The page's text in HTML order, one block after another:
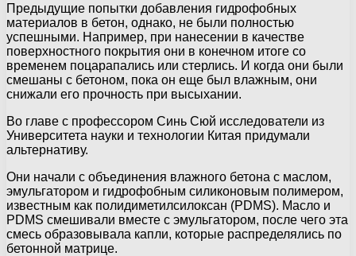
Предыдущие попытки добавления гидрофобных
материалов в бетон, однако, не были полностью
успешными. Например, при нанесении в качестве
поверхностного покрытия они в конечном итоге со
временем поцарапались или стерлись. И когда они были
смешаны с бетоном, пока он еще был влажным, они
снижали его прочность при высыхании.
Во главе с профессором Синь Сюй исследователи из
Университета науки и технологии Китая придумали
альтернативу.
Они начали с объединения влажного бетона с маслом,
эмульгатором и гидрофобным силиконовым полимером,
известным как полидиметилсилоксан (PDMS). Масло и
PDMS смешивали вместе с эмульгатором, после чего эта
смесь образовывала капли, которые распределялись по
бетонной матрице.